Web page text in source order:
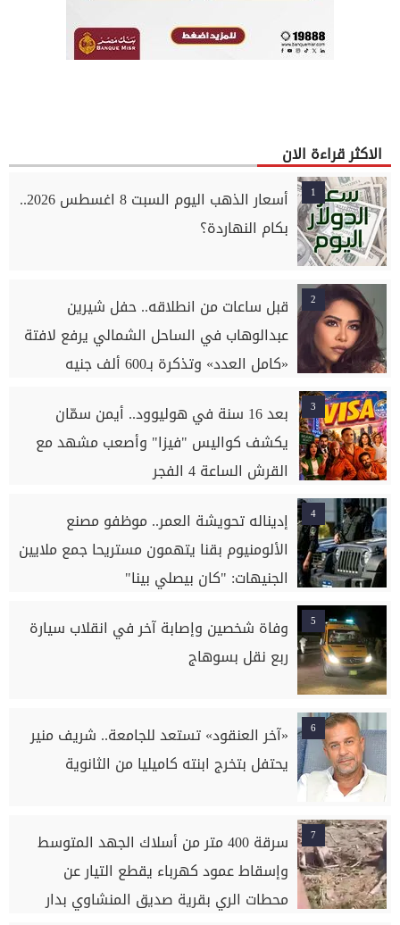
الاكثر قراءة الان
1
أسعار الذهب اليوم السبت 8 اغسطس 2026..
بكام النهاردة؟
2
قبل ساعات من انطلاقه.. حفل شيرين
عبدالوهاب في الساحل الشمالي يرفع لافتة
«كامل العدد» وتذكرة بـ600 ألف جنيه
3
بعد 16 سنة في هوليوود.. أيمن سمّان
يكشف كواليس "فيزا" وأصعب مشهد مع
القرش الساعة 4 الفجر
4
إديناله تحويشة العمر.. موظفو مصنع
الألومنيوم بقنا يتهمون مستريحا جمع ملايين
الجنيهات: "كان بيصلي بينا"
5
وفاة شخصين وإصابة آخر في انقلاب سيارة
ربع نقل بسوهاج
6
«آخر العنقود» تستعد للجامعة.. شريف منير
يحتفل بتخرج ابنته كاميليا من الثانوية
7
سرقة 400 متر من أسلاك الجهد المتوسط
وإسقاط عمود كهرباء يقطع التيار عن
محطات الري بقرية صديق المنشاوي بدار